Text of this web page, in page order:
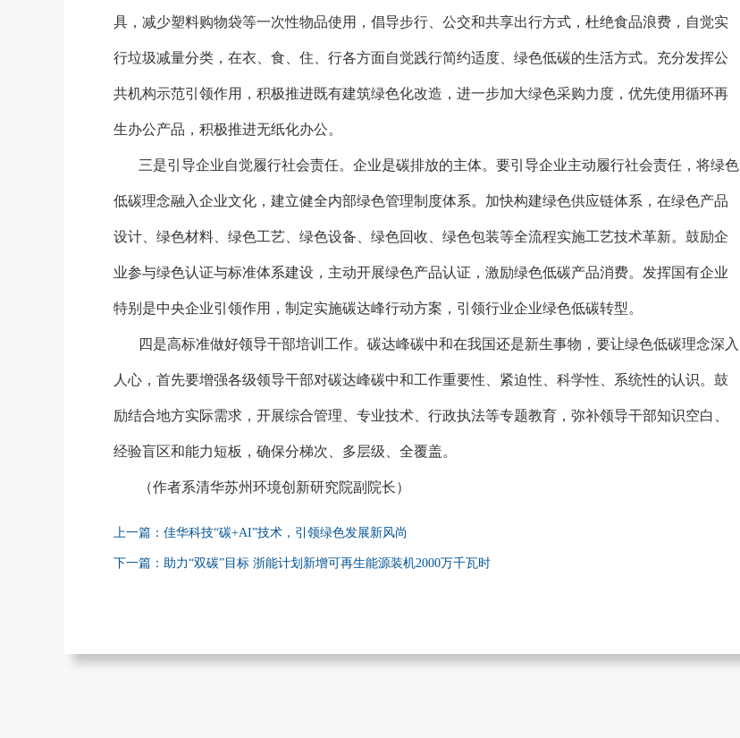
具，减少塑料购物袋等一次性物品使用，倡导步行、公交和共享出行方式，杜绝食品浪费，自觉实
行垃圾减量分类，在衣、食、住、行各方面自觉践行简约适度、绿色低碳的生活方式。充分发挥公
共机构示范引领作用，积极推进既有建筑绿色化改造，进一步加大绿色采购力度，优先使用循环再
生办公产品，积极推进无纸化办公。
三是引导企业自觉履行社会责任。企业是碳排放的主体。要引导企业主动履行社会责任，将绿色
低碳理念融入企业文化，建立健全内部绿色管理制度体系。加快构建绿色供应链体系，在绿色产品
设计、绿色材料、绿色工艺、绿色设备、绿色回收、绿色包装等全流程实施工艺技术革新。鼓励企
业参与绿色认证与标准体系建设，主动开展绿色产品认证，激励绿色低碳产品消费。发挥国有企业
特别是中央企业引领作用，制定实施碳达峰行动方案，引领行业企业绿色低碳转型。
四是高标准做好领导干部培训工作。碳达峰碳中和在我国还是新生事物，要让绿色低碳理念深入
人心，首先要增强各级领导干部对碳达峰碳中和工作重要性、紧迫性、科学性、系统性的认识。鼓
励结合地方实际需求，开展综合管理、专业技术、行政执法等专题教育，弥补领导干部知识空白、
经验盲区和能力短板，确保分梯次、多层级、全覆盖。
（作者系清华苏州环境创新研究院副院长）
上一篇：佳华科技“碳+AI”技术，引领绿色发展新风尚
下一篇：助力“双碳”目标 浙能计划新增可再生能源装机2000万千瓦时